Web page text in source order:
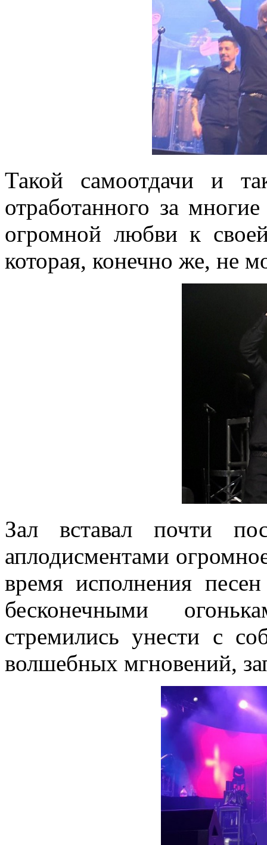
Такой самоотдачи и
отработанного за
огромной любви к
которая, конечно же, не
Зал вставал почти
аплодисментами
время исполнения
бесконечными
стремились унести с
волшебных мгновений,